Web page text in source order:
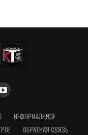
НЕФОРМАЛЬНОЕ
ОБРАТНАЯ СВЯЗЬ